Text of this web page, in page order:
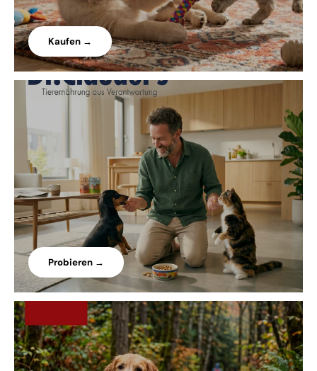
Kaufen →
Probieren →